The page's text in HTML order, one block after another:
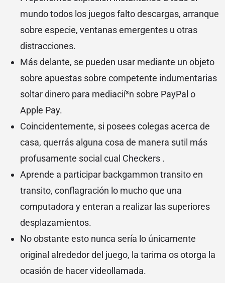
mundo todos los juegos falto descargas, arranque
sobre especie, ventanas emergentes u otras
distracciones.
Más delante, se pueden usar mediante un objeto
sobre apuestas sobre competente indumentarias
soltar dinero para mediacií³n sobre PayPal o
Apple Pay.
Coincidentemente, si posees colegas acerca de
casa, querrás alguna cosa de manera sutil más
profusamente social cual Checkers .
Aprende a participar backgammon transito en
transito, conflagración lo mucho que una
computadora y enteran a realizar las superiores
desplazamientos.
No obstante esto nunca serí­a lo únicamente
original alrededor del juego, la tarima os otorga la
ocasión de hacer videollamada.